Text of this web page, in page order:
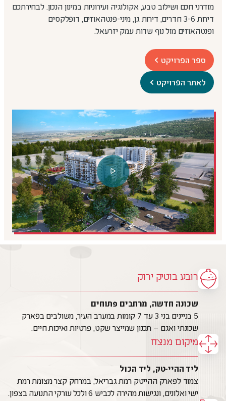
מודרני חכם ושילוב טבע, אקולוגיה ועירוניות במינון הנכון. לבחירתכם
דירות 3-6 חדרים, דירות גן, מיני-פנטהאוזים, דופלקסים
ופנטהאוזים מול נוף שדות עמק יזרעאל.
ספר הפרויקט
קובץ
מסוג
PDF
לאתר הפרויקט
קובץ
וידאו
רובע בוטיק ירוק
שכונה חדשה, מרחבים פתוחים
5 בניינים בני 3 עד 7 קומות במערב העיר, משולבים בפארק
שכונתי ואגם – תכנון שמייצר שקט, פרטיות ואיכות חיים.
מיקום מנצח
ליד ההיי-טק, ליד הכול
צמוד לפארק ההייטק רמת גבריאל, במרחק קצר מצומת רמת
ישי ואלונים, ונגישות מהירה לכביש 6 ולכל עורקי התנועה בצפון.